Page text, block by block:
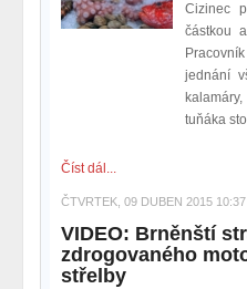
Cizinec
částkou
jednání
tuňáka
Číst dál...
ČTVRTEK, 09 DUBEN 2015 10:37
VIDEO: Brněnští
zdrogovaného
střelby